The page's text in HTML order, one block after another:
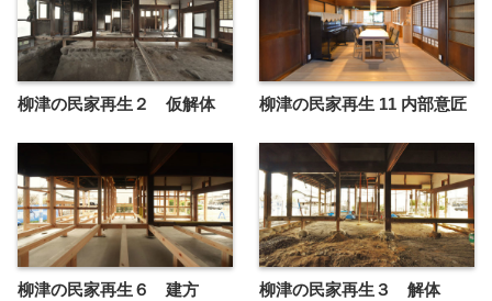
柳津の民家再生２ 仮解体 柳津の民家再生 11 内部意匠
柳津の民家再生６ 建方 柳津の民家再生３ 解体